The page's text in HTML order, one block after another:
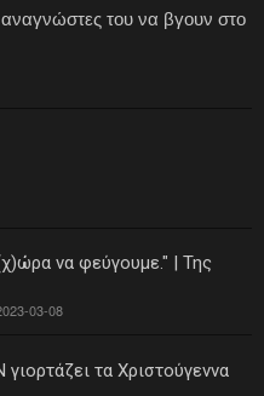
αναγνώστες του να βγουν στο
να φεύγουμε." | Της
03-08
τα Χριστούγεννα